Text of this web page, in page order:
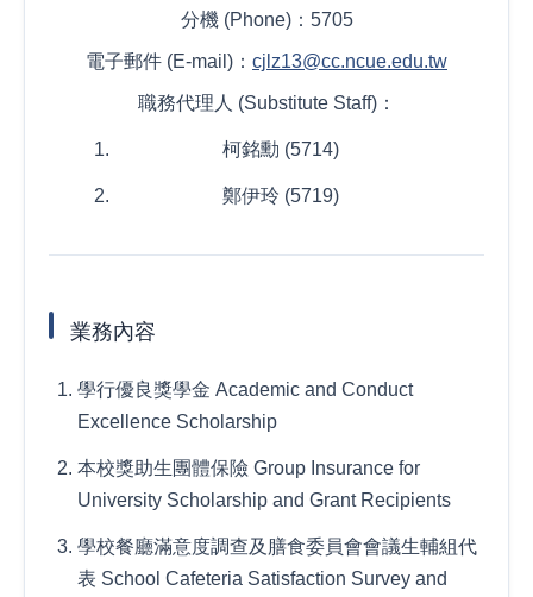
分機 (Phone)：5705
電子郵件 (E-mail)： cjlz13@cc.ncue.edu.tw
職務代理人 (Substitute Staff)：
柯銘勳 (5714)
鄭伊玲 (5719)
業務內容
學行優良獎學金 Academic and Conduct
Excellence Scholarship
本校獎助生團體保險 Group Insurance for
University Scholarship and Grant Recipients
學校餐廳滿意度調查及膳食委員會會議生輔組代
表 School Cafeteria Satisfaction Survey and